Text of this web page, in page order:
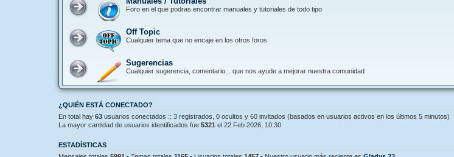
Foro en el que podras encontrar manuales y tutoriales de todo tipo
Off Topic
Cualquier tema que no encaje en los otros foros
Sugerencias
Cualquier sugerencia, comentario... que nos ayude a mejorar nuestra comunidad
¿QUIÉN ESTÁ CONECTADO?
En total hay 63 usuarios conectados :: 3 registrados, 0 ocultos y 60 invitados (basados en usuarios activos en los últimos 5 minutos)
La mayor cantidad de usuarios identificados fue 5321 el 22 Feb 2026, 10:30
ESTADÍSTICAS